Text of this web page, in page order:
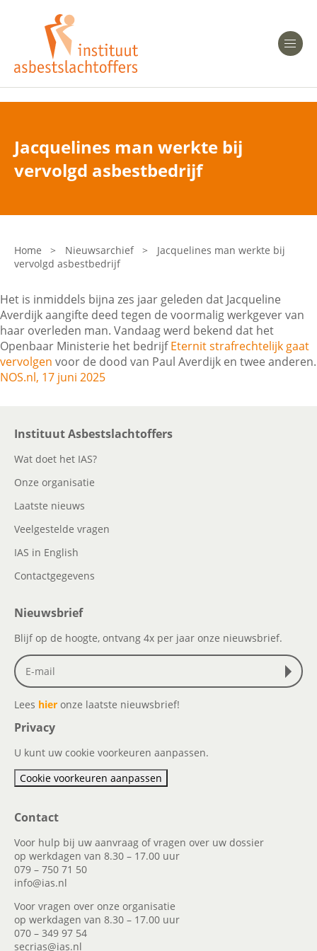
Heeft u Mesothelioom?
Heeft u Asbestose?
Bent u arts?
Asbest en Gezondheid
Laatste nieuws
Onze organisatie
Veelgestelde vragen
Contactgegevens
Jacquelines man werkte bij
vervolgd asbestbedrijf
Home > Nieuwsarchief >
Jacquelines man werkte bij
vervolgd asbestbedrijf
Het is inmiddels bijna zes jaar geleden dat Jacqueline
Averdijk aangifte deed tegen de voormalig werkgever van
haar overleden man. Vandaag werd bekend dat het
Openbaar Ministerie het bedrijfEternit strafrechtelijk gaat
vervolgen voor de dood van Paul Averdijk en twee anderen.
NOS.nl, 17 juni 2025
Instituut Asbestslachtoffers
Wat doet het IAS?
Onze organisatie
Laatste nieuws
Veelgestelde vragen
IAS in English
Contactgegevens
Nieuwsbrief
Blijf op de hoogte, ontvang 4x per jaar onze nieuwsbrief.
Lees hier onze laatste nieuwsbrief!
Privacy
U kunt uw cookie voorkeuren aanpassen.
Cookie voorkeuren aanpassen
Contact
Voor hulp bij uw aanvraag of vragen over uw dossier
op werkdagen van 8.30 – 17.00 uur
079 – 750 71 50
info@ias.nl
Voor vragen over onze organisatie
op werkdagen van 8.30 – 17.00 uur
070 – 349 97 54
secrias@ias.nl